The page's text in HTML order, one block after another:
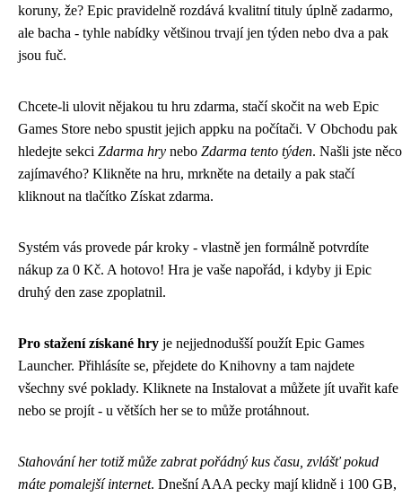
koruny, že? Epic pravidelně rozdává kvalitní tituly úplně zadarmo,
ale bacha - tyhle nabídky většinou trvají jen týden nebo dva a pak
jsou fuč.
Chcete-li ulovit nějakou tu hru zdarma, stačí skočit na web Epic
Games Store nebo spustit jejich appku na počítači. V Obchodu pak
hledejte sekci Zdarma hry nebo Zdarma tento týden. Našli jste něco
zajímavého? Klikněte na hru, mrkněte na detaily a pak stačí
kliknout na tlačítko Získat zdarma.
Systém vás provede pár kroky - vlastně jen formálně potvrdíte
nákup za 0 Kč. A hotovo! Hra je vaše napořád, i kdyby ji Epic
druhý den zase zpoplatnil.
Pro stažení získané hry je nejjednodušší použít Epic Games
Launcher. Přihlásíte se, přejdete do Knihovny a tam najdete
všechny své poklady. Kliknete na Instalovat a můžete jít uvařit kafe
nebo se projít - u větších her se to může protáhnout.
Stahování her totiž může zabrat pořádný kus času, zvlášť pokud
máte pomalejší internet. Dnešní AAA pecky mají klidně i 100 GB,